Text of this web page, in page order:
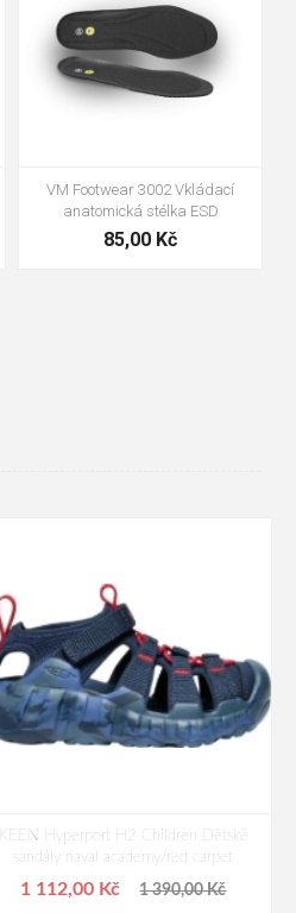
Bennon ABSORBA XTR ESD vložka
99,00 Kč
KEEN Hyperport H2 Children Dětské
sandály naval academy/red carpet
1 112,00 Kč 1 390,00 Kč